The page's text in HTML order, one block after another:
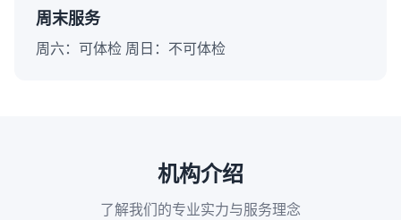
周末服务
周六：可体检 周日：不可体检
机构介绍
了解我们的专业实力与服务理念